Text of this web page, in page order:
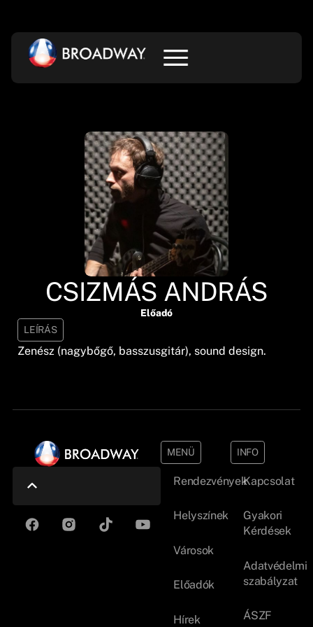
CSIZMÁS ANDRÁS
Előadó
LEÍRÁS
Zenész (nagybőgő, basszusgitár), sound design.
MENÜ
Rendezvények
Helyszínek
Városok
Előadók
Hírek
INFO
Kapcsolat
Gyakori
Kérdések
Adatvédelmi
szabályzat
ÁSZF